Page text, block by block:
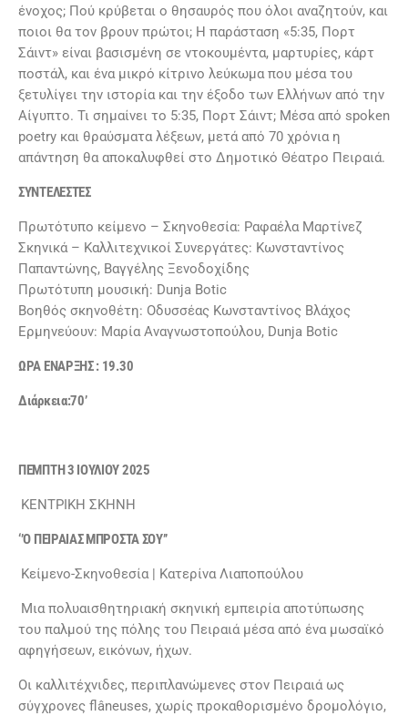
ένοχος; Πού κρύβεται ο θησαυρός που όλοι αναζητούν, και
ποιοι θα τον βρουν πρώτοι; Η παράσταση «5:35, Πορτ
Σάιντ» είναι βασισμένη σε ντοκουμέντα, μαρτυρίες, κάρτ
ποστάλ, και ένα μικρό κίτρινο λεύκωμα που μέσα του
ξετυλίγει την ιστορία και την έξοδο των Ελλήνων από την
Αίγυπτο. Τι σημαίνει το 5:35, Πορτ Σάιντ; Μέσα από spoken
poetry και θραύσματα λέξεων, μετά από 70 χρόνια η
απάντηση θα αποκαλυφθεί στο Δημοτικό Θέατρο Πειραιά.
ΣΥΝΤΕΛΕΣΤΕΣ
Πρωτότυπο κείμενο – Σκηνοθεσία: Ραφαέλα Μαρτίνεζ
Σκηνικά – Καλλιτεχνικοί Συνεργάτες: Κωνσταντίνος
Παπαντώνης, Βαγγέλης Ξενοδοχίδης
Πρωτότυπη μουσική: Dunja Botic
Βοηθός σκηνοθέτη: Οδυσσέας Κωνσταντίνος Βλάχος
Ερμηνεύουν: Μαρία Αναγνωστοπούλου, Dunja Botic
ΩΡΑ ΕΝΑΡΞΗΣ : 19.30
Διάρκεια:70’
ΠΕΜΠΤΗ 3 ΙΟΥΛΙΟΥ 2025
ΚΕΝΤΡΙΚΗ ΣΚΗΝΗ
‘’Ο ΠΕΙΡΑΙΑΣ ΜΠΡΟΣΤΑ ΣΟΥ’’
Κείμενο-Σκηνοθεσία | Κατερίνα Λιαποπούλου
Μια πολυαισθητηριακή σκηνική εμπειρία αποτύπωσης
του παλμού της πόλης του Πειραιά μέσα από ένα μωσαϊκό
αφηγήσεων, εικόνων, ήχων.
Οι καλλιτέχνιδες, περιπλανώμενες στον Πειραιά ως
σύγχρονες flâneuses, χωρίς προκαθορισμένο δρομολόγιο,